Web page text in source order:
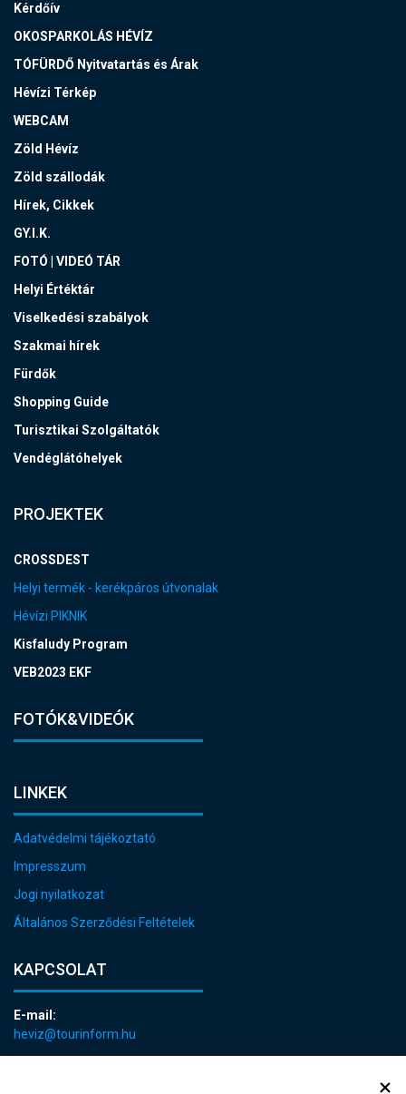
Kérdőív
OKOSPARKOLÁS HÉVÍZ
TÓFÜRDŐ Nyitvatartás és Árak
Hévízi Térkép
WEBCAM
Zöld Hévíz
Zöld szállodák
Hírek, Cikkek
GY.I.K.
FOTÓ | VIDEÓ TÁR
Helyi Értéktár
Viselkedési szabályok
Szakmai hírek
Fürdők
Shopping Guide
Turisztikai Szolgáltatók
Vendéglátóhelyek
PROJEKTEK
CROSSDEST
Helyi termék - kerékpáros útvonalak
Hévízi PIKNIK
Kisfaludy Program
VEB2023 EKF
FOTÓK&VIDEÓK
LINKEK
Adatvédelmi tájékoztató
Impresszum
Jogi nyilatkozat
Általános Szerződési Feltételek
KAPCSOLAT
E-mail:
heviz@tourinform.hu